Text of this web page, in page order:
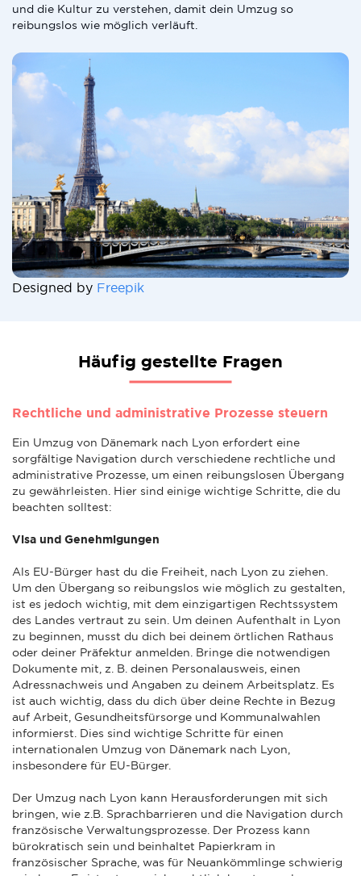
und die Kultur zu verstehen, damit dein Umzug so
reibungslos wie möglich verläuft.
Designed by Freepik
Häufig gestellte Fragen
Rechtliche und administrative Prozesse steuern
Ein Umzug von Dänemark nach Lyon erfordert eine
sorgfältige Navigation durch verschiedene rechtliche und
administrative Prozesse, um einen reibungslosen Übergang
zu gewährleisten. Hier sind einige wichtige Schritte, die du
beachten solltest:
Visa und Genehmigungen
Als EU-Bürger hast du die Freiheit, nach Lyon zu ziehen.
Um den Übergang so reibungslos wie möglich zu gestalten,
ist es jedoch wichtig, mit dem einzigartigen Rechtssystem
des Landes vertraut zu sein. Um deinen Aufenthalt in Lyon
zu beginnen, musst du dich bei deinem örtlichen Rathaus
oder deiner Präfektur anmelden. Bringe die notwendigen
Dokumente mit, z. B. deinen Personalausweis, einen
Adressnachweis und Angaben zu deinem Arbeitsplatz. Es
ist auch wichtig, dass du dich über deine Rechte in Bezug
auf Arbeit, Gesundheitsfürsorge und Kommunalwahlen
informierst. Dies sind wichtige Schritte für einen
internationalen Umzug von Dänemark nach Lyon,
insbesondere für EU-Bürger.
Der Umzug nach Lyon kann Herausforderungen mit sich
bringen, wie z.B. Sprachbarrieren und die Navigation durch
französische Verwaltungsprozesse. Der Prozess kann
bürokratisch sein und beinhaltet Papierkram in
französischer Sprache, was für Neuankömmlinge schwierig